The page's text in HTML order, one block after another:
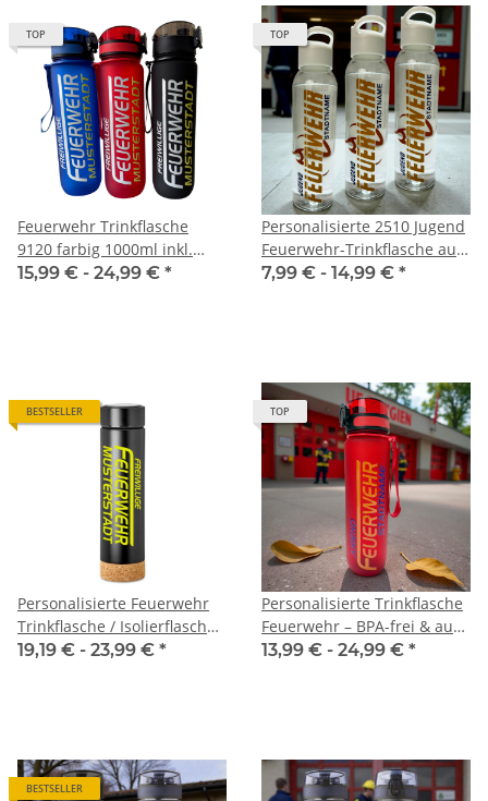
TOP
Feuerwehr Trinkflasche
9120 farbig 1000ml inkl.
Wunschnamen
15,99 € - 24,99 € *
TOP
Personalisierte 2510 Jugend
Feuerwehr-Trinkflasche aus
recyceltem RPET |
7,99 € - 14,99 € *
BESTSELLER
Personalisierte Feuerwehr
Trinkflasche / Isolierflasche
schwarz Korkboden mit
19,19 € - 23,99 € *
TOP
Personalisierte Trinkflasche
Feuerwehr – BPA-frei & aus
Tritan | Jugendfeuerwehr
13,99 € - 24,99 € *
BESTSELLER